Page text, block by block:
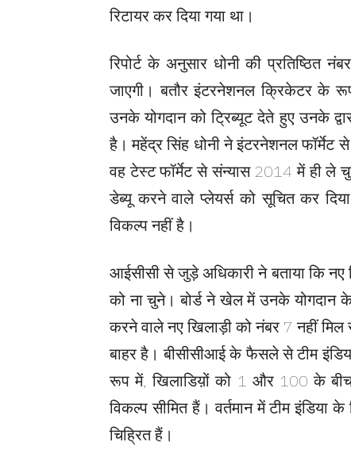
रिटायर कर दिया गया था।
रिपोर्ट के अनुसार धोनी की प्रतिष्ठित
जाएगी। बतौर इंटरनेशनल क्रिकेटर के
उनके योगदान को ट्रिब्यूट देते हुए उनके
है। महेंद्र सिंह धोनी ने इंटरनेशनल
वह टेस्ट फॉर्मेट से संन्यास 2014 में ही ले
डेब्यू करने वाले प्लेयर्स को सूचित कर
विकल्प नहीं है।
आईसीसी से जुड़े अधिकारी ने बताया कि नए
को ना चुने। बोर्ड ने खेल में उनके योगदान
करने वाले नए खिलाड़ी को नंबर 7 नहीं
बाहर है। बीसीसीआई के फैसले से टीम
रूप में, खिलाडिय़ों को 1 और 100 के
विकल्प सीमित हैं। वर्तमान में टीम इंडिया
चिह्रित हैं।